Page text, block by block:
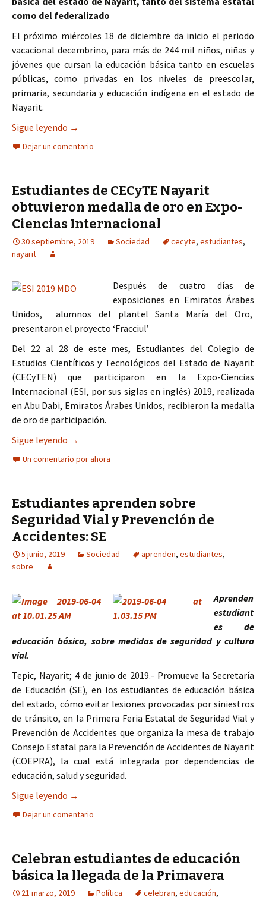
como del federalizado
El próximo miércoles 18 de diciembre da inicio el periodo
vacacional decembrino, para más de 244 mil niños, niñas y
jóvenes que cursan la educación básica tanto en escuelas
públicas, como privadas en los niveles de preescolar,
primaria, secundaria y educación indígena en el estado de
Nayarit.
Sigue leyendo Estudiantes de educación básica iniciarán el
→
Dejar un comentario
Estudiantes de CECyTE Nayarit
obtuvieron medalla de oro en Expo-
Ciencias Internacional
30 septiembre, 2019 Sociedad cecyte, estudiantes,
nayarit
Después de cuatro días de
exposiciones en Emiratos Árabes
Unidos, alumnos del plantel Santa María del Oro,
presentaron el proyecto ‘Fracciul’
Del 22 al 28 de este mes, Estudiantes del Colegio de
Estudios Científicos y Tecnológicos del Estado de Nayarit
(CECyTEN) que participaron en la Expo-Ciencias
Internacional (ESI, por sus siglas en inglés) 2019, realizada
en Abu Dabi, Emiratos Árabes Unidos, recibieron la medalla
de oro de participación.
Sigue leyendo Estudiantes de CECyTE Nayarit obtuvieron
→
Un comentario por ahora
Estudiantes aprenden sobre
Seguridad Vial y Prevención de
Accidentes: SE
5 junio, 2019 Sociedad aprenden, estudiantes,
sobre
Aprenden
estudiant
es de
educación básica, sobre medidas de seguridad y cultura
vial.
Tepic, Nayarit; 4 de junio de 2019.- Promueve la Secretaría
de Educación (SE), en los estudiantes de educación básica
del estado, cómo evitar lesiones provocadas por siniestros
de tránsito, en la Primera Feria Estatal de Seguridad Vial y
Prevención de Accidentes que organiza la mesa de trabajo
Consejo Estatal para la Prevención de Accidentes de Nayarit
(COEPRA), la cual está integrada por dependencias de
educación, salud y seguridad.
Sigue leyendo Estudiantes aprenden sobre Seguridad Vial y
→
Dejar un comentario
Celebran estudiantes de educación
básica la llegada de la Primavera
21 marzo, 2019 Política celebran, educación,